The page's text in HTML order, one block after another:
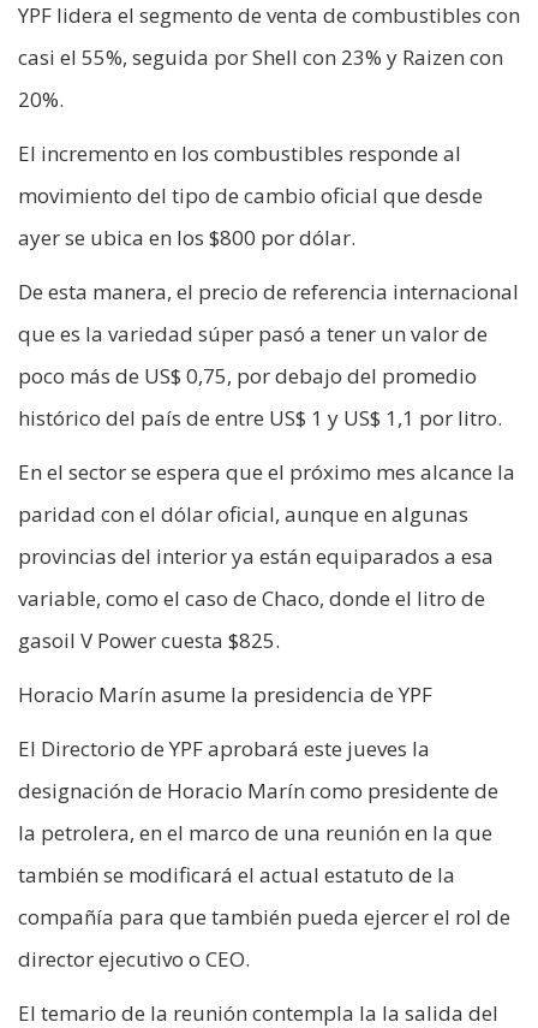
YPF lidera el segmento de venta de combustibles con
casi el 55%, seguida por Shell con 23% y Raizen con
20%.
El incremento en los combustibles responde al
movimiento del tipo de cambio oficial que desde
ayer se ubica en los $800 por dólar.
De esta manera, el precio de referencia internacional
que es la variedad súper pasó a tener un valor de
poco más de US$ 0,75, por debajo del promedio
histórico del país de entre US$ 1 y US$ 1,1 por litro.
En el sector se espera que el próximo mes alcance la
paridad con el dólar oficial, aunque en algunas
provincias del interior ya están equiparados a esa
variable, como el caso de Chaco, donde el litro de
gasoil V Power cuesta $825.
Horacio Marín asume la presidencia de YPF
El Directorio de YPF aprobará este jueves la
designación de Horacio Marín como presidente de
la petrolera, en el marco de una reunión en la que
también se modificará el actual estatuto de la
compañía para que también pueda ejercer el rol de
director ejecutivo o CEO.
El temario de la reunión contempla la la salida del